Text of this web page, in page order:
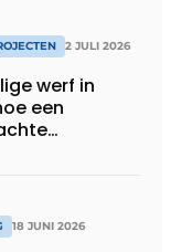
2 JULI 2026
werf in
een
18 JUNI 2026